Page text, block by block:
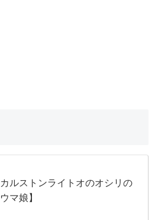
ルストンライトオのオシリの
マ娘】